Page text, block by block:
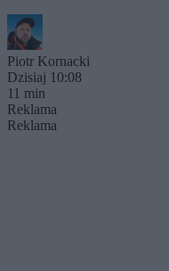
Piotr Kornacki
Dzisiaj 10:08
11 min
Reklama
Reklama